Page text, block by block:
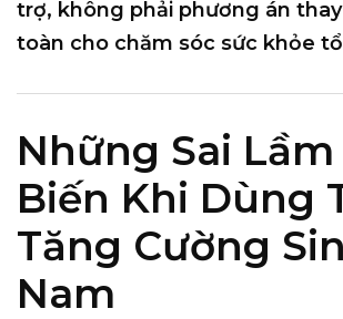
trợ, không phải phương án
toàn cho chăm sóc sức khỏe
Những Sai
Biến Khi Dùng
Tăng Cường
Nam